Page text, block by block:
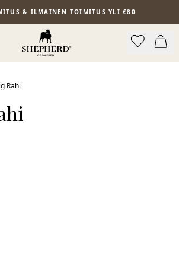
& ILMAINEN TOIMITUS YLI €80
Rahi